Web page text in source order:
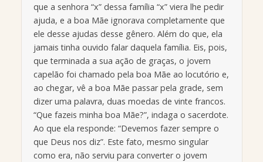
que a senhora “x” dessa família “x” viera lhe pedir
ajuda, e a boa Mãe ignorava completamente que
ele desse ajudas desse gênero. Além do que, ela
jamais tinha ouvido falar daquela família. Eis, pois,
que terminada a sua ação de graças, o jovem
capelão foi chamado pela boa Mãe ao locutório e,
ao chegar, vê a boa Mãe passar pela grade, sem
dizer uma palavra, duas moedas de vinte francos.
“Que fazeis minha boa Mãe?”, indaga o sacerdote.
Ao que ela responde: “Devemos fazer sempre o
que Deus nos diz”. Este fato, mesmo singular
como era, não serviu para converter o jovem